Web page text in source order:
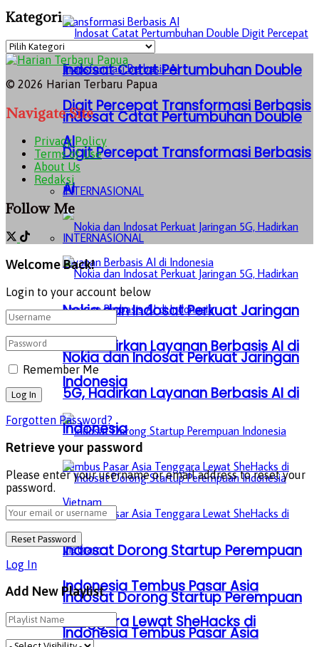
Indosat Catat Pertumbuhan Double
Digit Percepat Transformasi Berbasis
AI
INTERNASIONAL
Nokia dan Indosat Perkuat Jaringan
5G, Hadirkan Layanan Berbasis AI di
Indonesia
Indosat Dorong Startup Perempuan
Indonesia Tembus Pasar Asia
Tenggara Lewat SheHacks di
Indosat Catat Pertumbuhan Double
Digit Percepat Transformasi Berbasis
AI
INTERNASIONAL
Nokia dan Indosat Perkuat Jaringan
5G, Hadirkan Layanan Berbasis AI di
Indonesia
Indosat Dorong Startup Perempuan
Indonesia Tembus Pasar Asia
Kategori
© 2026 Harian Terbaru Papua
Navigate Site
Privacy Policy
Terms of Use
About Us
Redaksi
Follow Me
Welcome Back!
Login to your account below
Remember Me
Forgotten Password?
Retrieve your password
Please enter your username or email address to reset your
password.
Log In
Add New Playlist